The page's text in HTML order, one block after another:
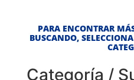
PARA ENCONTRAR
BUSCANDO,
Categoría /